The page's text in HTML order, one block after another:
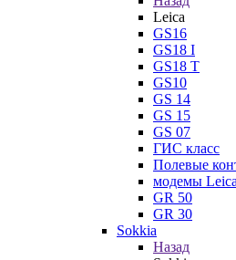
Leica
GS16
GS18 I
GS18 T
GS10
GS 14
GS 15
GS 07
ГИС класс
Полевые
модемы Leica
GR 50
GR 30
Sokkia
Назад